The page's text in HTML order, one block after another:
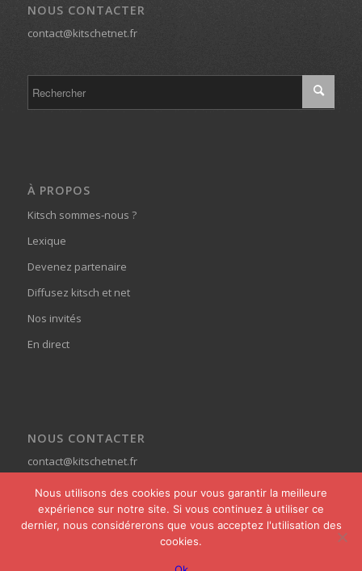
NOUS CONTACTER
contact@kitschetnet.fr
À PROPOS
Kitsch sommes-nous ?
Lexique
Devenez partenaire
Diffusez kitsch et net
Nos invités
En direct
NOUS CONTACTER
contact@kitschetnet.fr
powered by Enfold WordPress Theme
Nous utilisons des cookies pour vous garantir la meilleure
expérience sur notre site. Si vous continuez à utiliser ce
dernier, nous considérerons que vous acceptez l'utilisation des
cookies.